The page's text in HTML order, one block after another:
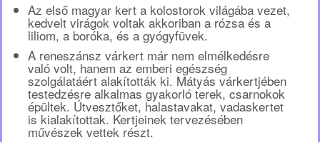
Az első magyar kert a kolostorok világába vezet,
kedvelt virágok voltak akkoriban a rózsa és a
liliom, a boróka, és a gyógyfüvek.
A reneszánsz várkert már nem elmélkedésre
való volt, hanem az emberi egészség
szolgálatáért alakították ki. Mátyás várkertjében
testedzésre alkalmas gyakorló terek, csarnokok
épültek. Útvesztőket, halastavakat, vadaskertet
is kialakítottak. Kertjeinek tervezésében
művészek vettek részt.